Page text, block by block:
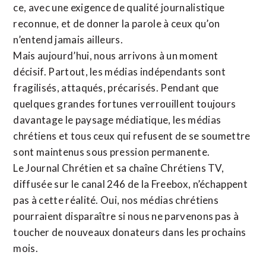
ce, avec une exigence de qualité journalistique
reconnue, et de donner la parole à ceux qu’on
n’entend jamais ailleurs.
Mais aujourd’hui, nous arrivons à un moment
décisif. Partout, les médias indépendants sont
fragilisés, attaqués, précarisés. Pendant que
quelques grandes fortunes verrouillent toujours
davantage le paysage médiatique, les médias
chrétiens et tous ceux qui refusent de se soumettre
sont maintenus sous pression permanente.
Le Journal Chrétien et sa chaîne Chrétiens TV,
diffusée sur le canal 246 de la Freebox, n’échappent
pas à cette réalité. Oui, nos médias chrétiens
pourraient disparaître si nous ne parvenons pas à
toucher de nouveaux donateurs dans les prochains
mois.